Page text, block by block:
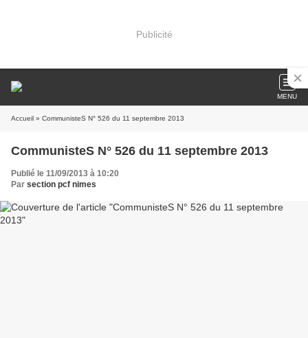
Publicité
MENU
Accueil » CommunisteS N° 526 du 11 septembre 2013
CommunisteS N° 526 du 11 septembre 2013
Publié le 11/09/2013 à 10:20
Par section pcf nimes